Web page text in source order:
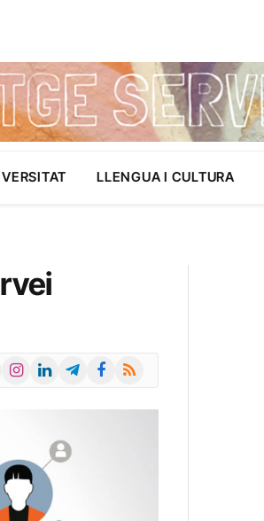
LLENGUA I CULTURA
InstagramLinkedInTelegramFacebook
RSS